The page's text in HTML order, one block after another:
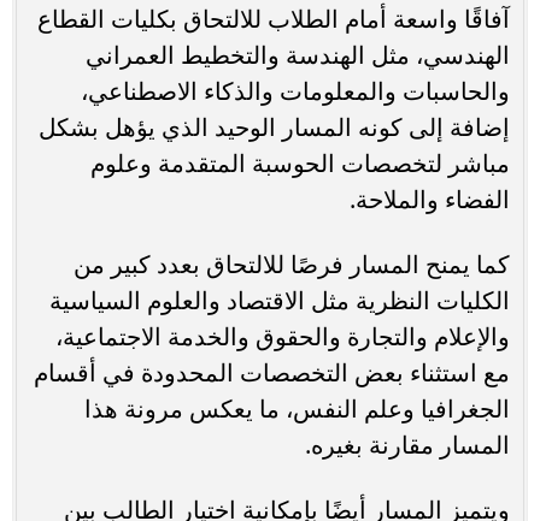
آفاقًا واسعة أمام الطلاب للالتحاق بكليات القطاع
الهندسي، مثل الهندسة والتخطيط العمراني
والحاسبات والمعلومات والذكاء الاصطناعي،
إضافة إلى كونه المسار الوحيد الذي يؤهل بشكل
مباشر لتخصصات الحوسبة المتقدمة وعلوم
الفضاء والملاحة.
كما يمنح المسار فرصًا للالتحاق بعدد كبير من
الكليات النظرية مثل الاقتصاد والعلوم السياسية
والإعلام والتجارة والحقوق والخدمة الاجتماعية،
مع استثناء بعض التخصصات المحدودة في أقسام
الجغرافيا وعلم النفس، ما يعكس مرونة هذا
المسار مقارنة بغيره.
ويتميز المسار أيضًا بإمكانية اختيار الطالب بين